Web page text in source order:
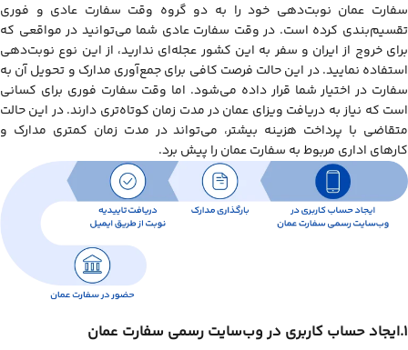
سفارت عمان نوبت‌دهی خود را به دو گروه وقت سفارت عادی و فوری
تقسیم‌بندی کرده است. در وقت سفارت عادی شما می‌توانید در مواقعی که
برای خروج از ایران و سفر به این کشور عجله‌ای ندارید، از این نوع نوبت‌دهی
استفاده نمایید. در این حالت فرصت کافی برای جمع‌آوری مدارک و تحویل آن به
سفارت در اختیار شما قرار داده می‌شود. اما وقت سفارت فوری برای کسانی
است که نیاز به دریافت ویزای عمان در مدت زمان کوتاه‌تری دارند. در این حالت
متقاضی با پرداخت هزینه بیشتر، می‌تواند در مدت زمان کمتری مدارک و
کارهای اداری مربوط به سفارت عمان را پیش برد.
1.ایجاد حساب کاربری در وب‌سایت رسمی سفارت عمان